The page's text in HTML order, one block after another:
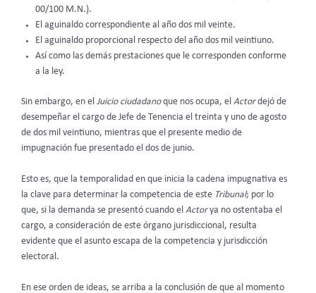
00/100 M.N.).
El aguinaldo correspondiente al año dos mil veinte.
El aguinaldo proporcional respecto del año dos mil veintiuno.
Así como las demás prestaciones que le corresponden conforme
a la ley.
Sin embargo, en el Juicio ciudadanoque nos ocupa, el Actordejó de
desempeñar el cargo de Jefe de Tenencia el treinta y uno de agosto
de dos mil veintiuno, mientras que el presente medio de
impugnación fue presentado el dos de junio.
Esto es, que la temporalidad en que inicia la cadena impugnativa es
la clave para determinar la competencia de este Tribunal; por lo
que, si la demanda se presentó cuando el Actorya no ostentaba el
cargo, a consideración de este órgano jurisdiccional, resulta
evidente que el asunto escapa de la competencia y jurisdicción
electoral.
En ese orden de ideas, se arriba a la conclusión de que al momento